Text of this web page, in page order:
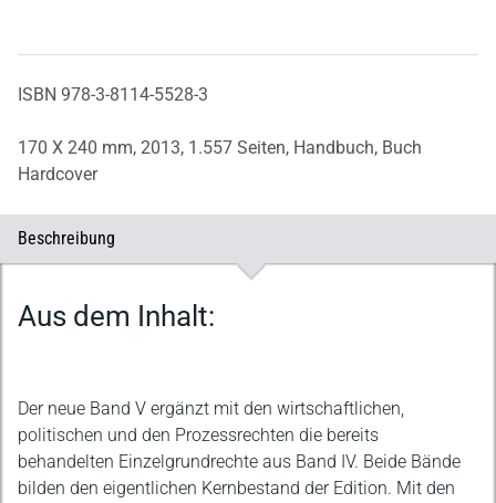
ISBN 978-3-8114-5528-3
170 X 240 mm, 2013, 1.557 Seiten, Handbuch, Buch
Hardcover
Beschreibung
Beschreibung
Aus dem Inhalt:
Der neue Band V ergänzt mit den wirtschaftlichen,
politischen und den Prozessrechten die bereits
behandelten Einzelgrundrechte aus Band IV. Beide Bände
bilden den eigentlichen Kernbestand der Edition. Mit den